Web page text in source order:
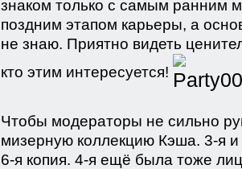
знаком только с самым ранним
поздним этапом карьеры, а
не знаю. Приятно видеть
кто этим интересуется!
Чтобы модераторы не сильно
мизерную коллекцию Кэша. 3-я
6-я копия. 4-я ещё была тоже